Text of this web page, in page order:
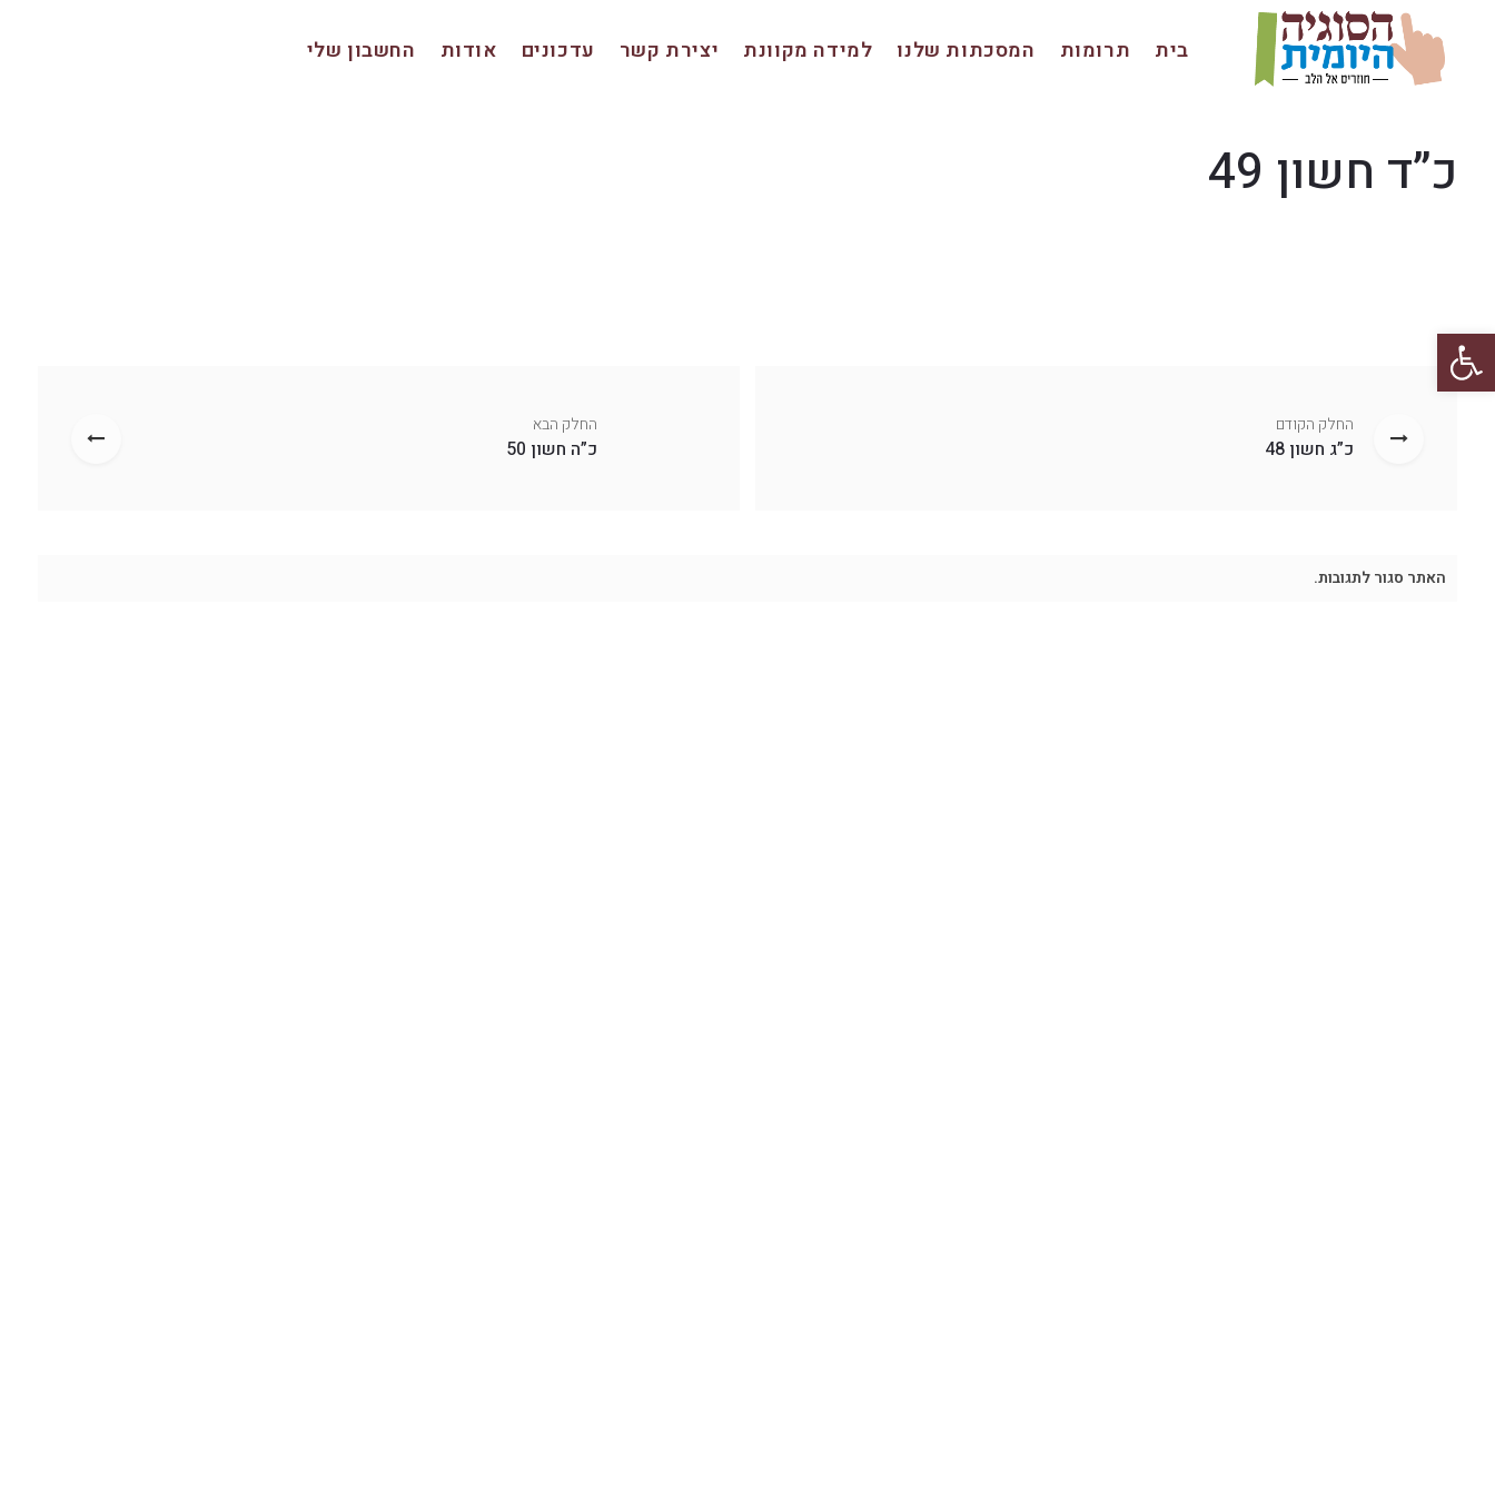
פתח סרגל נגישות
בית תרומות המסכתות שלנו למידה מקוונת יצירת קשר עדכונים אודות החשבון שלי
כ”ד חשון 49
החלק הבא
כ”ה חשון 50
החלק הקודם
כ”ג חשון 48
האתר סגור לתגובות.